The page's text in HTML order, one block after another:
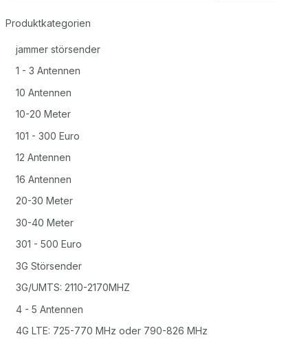
Produktkategorien
jammer störsender
1 - 3 Antennen
10 Antennen
10-20 Meter
101 - 300 Euro
12 Antennen
16 Antennen
20-30 Meter
30-40 Meter
301 - 500 Euro
3G Störsender
3G/UMTS: 2110-2170MHZ
4 - 5 Antennen
4G LTE: 725-770 MHz oder 790-826 MHz